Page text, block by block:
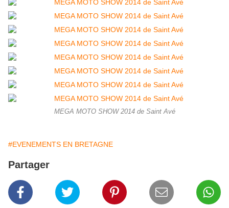
MEGA MOTO SHOW 2014 de Saint Avé
#EVENEMENTS EN BRETAGNE
Partager